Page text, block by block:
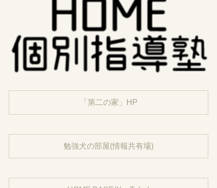
「第二の家」HP
勉強犬の部屋(情報共有場)